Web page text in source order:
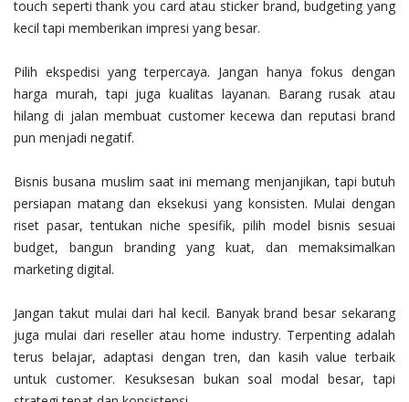
touch seperti thank you card atau sticker brand, budgeting yang
kecil tapi memberikan impresi yang besar.
Pilih ekspedisi yang terpercaya. Jangan hanya fokus dengan
harga murah, tapi juga kualitas layanan. Barang rusak atau
hilang di jalan membuat customer kecewa dan reputasi brand
pun menjadi negatif.
Bisnis busana muslim saat ini memang menjanjikan, tapi butuh
persiapan matang dan eksekusi yang konsisten. Mulai dengan
riset pasar, tentukan niche spesifik, pilih model bisnis sesuai
budget, bangun branding yang kuat, dan memaksimalkan
marketing digital.
Jangan takut mulai dari hal kecil. Banyak brand besar sekarang
juga mulai dari reseller atau home industry. Terpenting adalah
terus belajar, adaptasi dengan tren, dan kasih value terbaik
untuk customer. Kesuksesan bukan soal modal besar, tapi